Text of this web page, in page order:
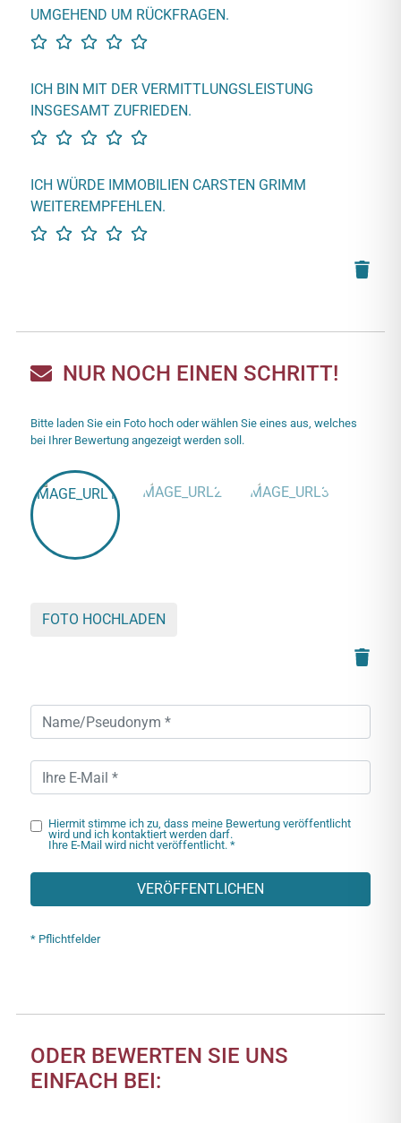
UMGEHEND UM RÜCKFRAGEN.
ICH BIN MIT DER VERMITTLUNGSLEISTUNG
INSGESAMT ZUFRIEDEN.
ICH WÜRDE IMMOBILIEN CARSTEN GRIMM
WEITEREMPFEHLEN.
NUR NOCH EINEN SCHRITT!
Bitte laden Sie ein Foto hoch oder wählen Sie eines aus, welches
bei Ihrer Bewertung angezeigt werden soll.
FOTO HOCHLADEN
Hiermit stimme ich zu, dass meine Bewertung veröffentlicht
wird und ich kontaktiert werden darf.
Ihre E-Mail wird nicht veröffentlicht. *
VERÖFFENTLICHEN
* Pflichtfelder
ODER BEWERTEN SIE UNS
EINFACH BEI: